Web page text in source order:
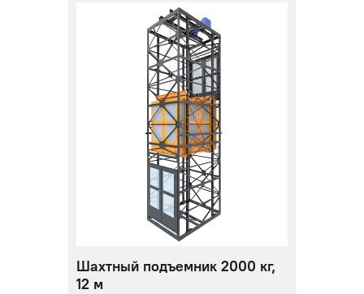
Шахтный подъемник 2000 кг,
12 м